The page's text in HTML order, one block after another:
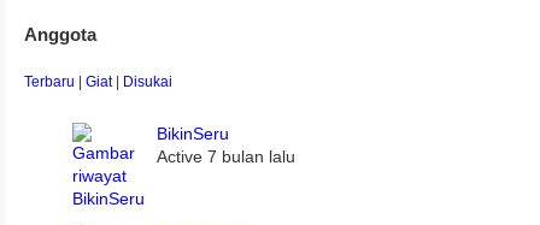
Anggota
Terbaru | Giat | Disukai
BikinSeru
Active 7 bulan lalu